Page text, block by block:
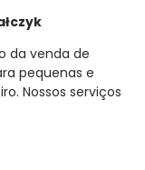
da venda de
pequenas e
Nossos serviços